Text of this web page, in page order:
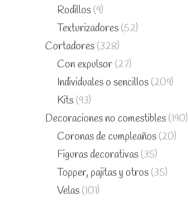
Rodillos (9)
Texturizadores (52)
Cortadores (328)
Con expulsor (27)
Individuales o sencillos (209)
Kits (93)
Decoraciones no comestibles (190)
Coronas de cumpleaños (20)
Figuras decorativas (35)
Topper, pajitas y otros (35)
Velas (101)